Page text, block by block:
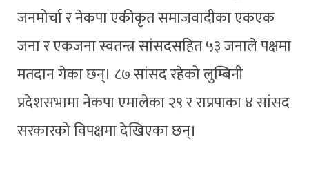
जनमोर्चा र नेकपा एकीकृत समाजवादीका एकएक
जना र एकजना स्वतन्त्र सांसदसहित ५३ जनाले पक्षमा
मतदान गेका छन्। ८७ सांसद रहेको लुम्बिनी
प्रदेशसभामा नेकपा एमालेका २९ र राप्रपाका ४ सांसद
सरकारको विपक्षमा देखिएका छन्।